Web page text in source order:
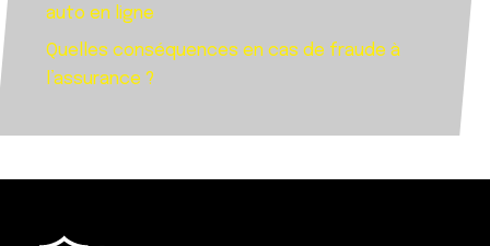
auto en ligne
Quelles conséquences en cas de fraude à
l’assurance ?